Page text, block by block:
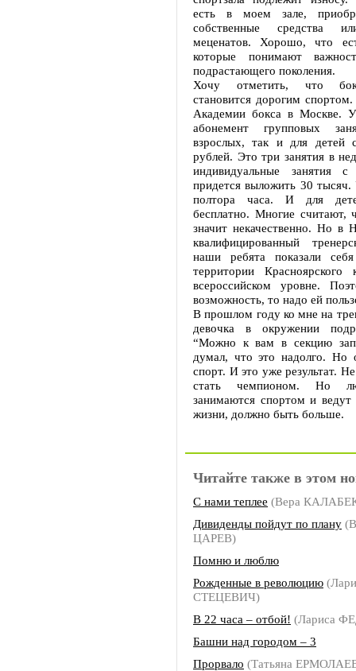
есть в моем зале,
собственные средства
меценатов. Хорошо, что
которые понимают
подрастающего поколения.
Хочу отметить, что
становится дорогим
Академии бокса в Москве.
абонемент групповых
взрослых, так и для детей
рублей. Это три занятия в
индивидуальные занятия
придется выложить 30 тысяч.
полтора часа. И для
бесплатно. Многие считают,
значит некачественно. Но в
квалифицированный
наши ребята показали
территории
всероссийском уровне.
возможность, то надо ей
В прошлом году ко мне на
девочка в окружении
“Можно к вам в секцию
думал, что это надолго. Но
спорт. И это уже результат.
стать чемпионом. Но
занимаются спортом и ведут
жизни, должно быть больше.
Читайте также в этом
С нами теплее (Вера
Дивиденды пойдут по плану
ЦАРЕВ)
Помню и люблю
Рожденные в революцию
СТЕЦЕВИЧ)
В 22 часа – отбой! (Лариса
Башни над городом – 3
Прорвало (Татьяна